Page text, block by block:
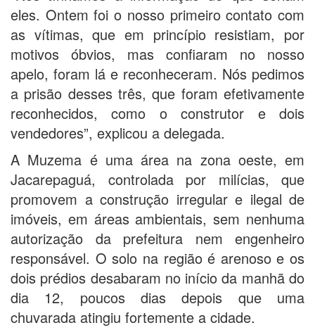
eles. Ontem foi o nosso primeiro contato com
as vítimas, que em princípio resistiam, por
motivos óbvios, mas confiaram no nosso
apelo, foram lá e reconheceram. Nós pedimos
a prisão desses três, que foram efetivamente
reconhecidos, como o construtor e dois
vendedores”, explicou a delegada.
A Muzema é uma área na zona oeste, em
Jacarepaguá, controlada por milícias, que
promovem a construção irregular e ilegal de
imóveis, em áreas ambientais, sem nenhuma
autorização da prefeitura nem engenheiro
responsável. O solo na região é arenoso e os
dois prédios desabaram no início da manhã do
dia 12, poucos dias depois que uma
chuvarada atingiu fortemente a cidade.